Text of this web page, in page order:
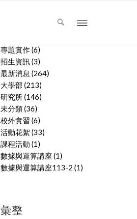
專題實作(6)
招生資訊(3)
最新消息 (264)
大學部 (213)
研究所(146)
未分類(36)
校外實習 (6)
活動花絮 (33)
課程活動 (1)
數據與運算講座 (1)
數據與運算講座113-2 (1)
彙整